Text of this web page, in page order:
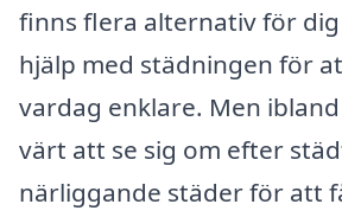
finns flera alternativ för dig
hjälp med städningen för
vardag enklare. Men
värt att se sig om efter
närliggande städer för att